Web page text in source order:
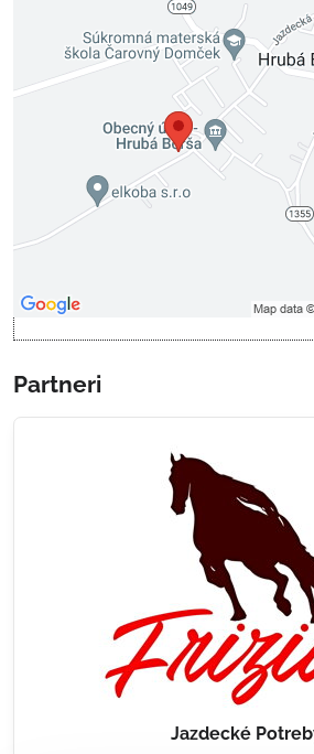
Externý obsah je blokovaný
Voľbami súkromia
Prajete si načítať externý obsah?
Povoliť tentokrát
Povoliť a zapamätať - súhlas s
Partneri
Jazdecké